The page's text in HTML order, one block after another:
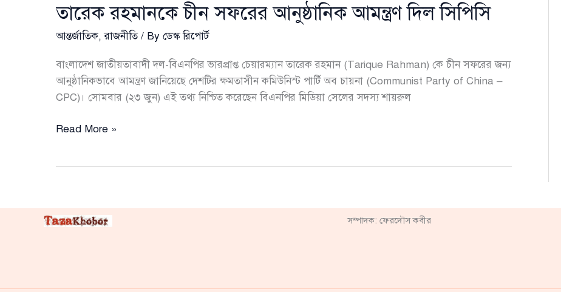
তারেক রহমানকে চীন সফরের আনুষ্ঠানিক আমন্ত্রণ দিল সিপিসি
আন্তর্জাতিক,রাজনীতি/ By ডেস্ক রিপোর্ট
বাংলাদেশ জাতীয়তাবাদী দল-বিএনপির ভারপ্রাপ্ত চেয়ারম্যান তারেক রহমান (Tarique Rahman) কে চীন সফরের জন্য
আনুষ্ঠানিকভাবে আমন্ত্রণ জানিয়েছে দেশটির ক্ষমতাসীন কমিউনিস্ট পার্টি অব চায়না (Communist Party of China –
CPC)। সোমবার (২৩ জুন) এই তথ্য নিশ্চিত করেছেন বিএনপির মিডিয়া সেলের সদস্য শায়রুল
তারেক
আমন্ত্রণ
দিল
Read More »
সম্পাদক: ফেরদৌস কবীর